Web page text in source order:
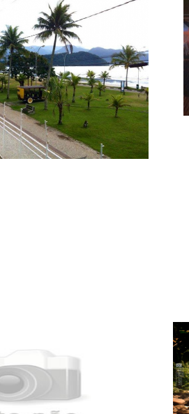
fica a 20 minutos de nossa
beleza sem...